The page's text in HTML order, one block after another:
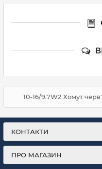
10-16/9.7W2 Хомут
КОНТАКТИ
ПРО МАГАЗИН